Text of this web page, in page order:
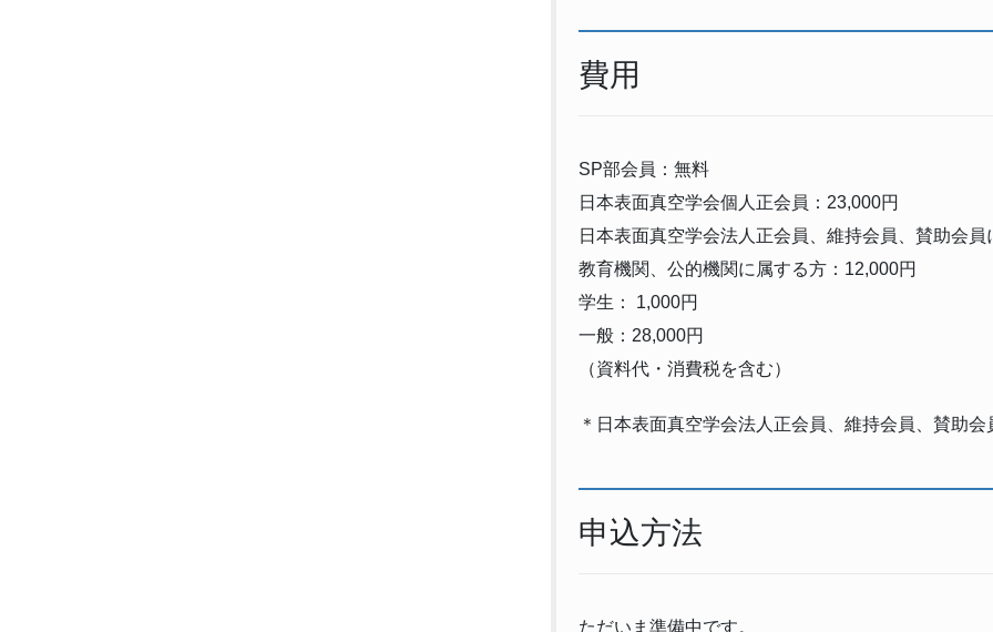
費用
SP部会員：無料
日本表面真空学会個人正会員：23,000円
日本表面真空学会法人正会員、維持会員、賛助会
教育機関、公的機関に属する方：12,000円
学生： 1,000円
一般：28,000円
（資料代・消費税を含む）
＊日本表面真空学会法人正会員、維持会員、賛助会
申込方法
ただいま準備中です。